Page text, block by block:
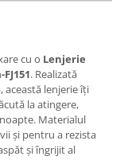
cu o Lenjerie
. Realizată
lenjerie îți
la atingere,
Materialul
și pentru a rezista
și îngrijit al